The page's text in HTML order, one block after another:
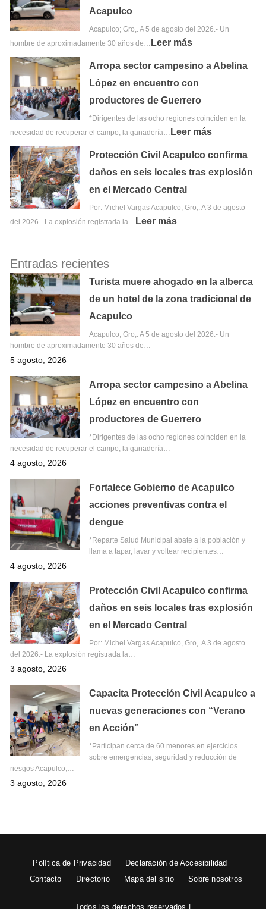
Acapulco
Acapulco; Gro,. A 5 de agosto del 2026.- Un
hombre de aproximadamente 30 años de… Leer más
Arropa sector campesino a Abelina
López en encuentro con
productores de Guerrero
*Dirigentes de las ocho regiones coinciden en la
necesidad de recuperar el campo, la ganadería… Leer más
Protección Civil Acapulco confirma
daños en seis locales tras explosión
en el Mercado Central
Por: Michel Vargas Acapulco, Gro,. A 3 de agosto
del 2026.- La explosión registrada la… Leer más
Entradas recientes
Turista muere ahogado en la alberca
de un hotel de la zona tradicional de
Acapulco
Acapulco; Gro,. A 5 de agosto del 2026.- Un
hombre de aproximadamente 30 años de…
5 agosto, 2026
Arropa sector campesino a Abelina
López en encuentro con
productores de Guerrero
*Dirigentes de las ocho regiones coinciden en la
necesidad de recuperar el campo, la ganadería…
4 agosto, 2026
Fortalece Gobierno de Acapulco
acciones preventivas contra el
dengue
*Reparte Salud Municipal abate a la población y
llama a tapar, lavar y voltear recipientes…
4 agosto, 2026
Protección Civil Acapulco confirma
daños en seis locales tras explosión
en el Mercado Central
Por: Michel Vargas Acapulco, Gro,. A 3 de agosto
del 2026.- La explosión registrada la…
3 agosto, 2026
Capacita Protección Civil Acapulco a
nuevas generaciones con “Verano
en Acción”
*Participan cerca de 60 menores en ejercicios
sobre emergencias, seguridad y reducción de
riesgos Acapulco,…
3 agosto, 2026
Política de Privacidad
Declaración de Accesibilidad
Contacto
Directorio Mapa del sitio Sobre nosotros
Todos los derechos reservados |